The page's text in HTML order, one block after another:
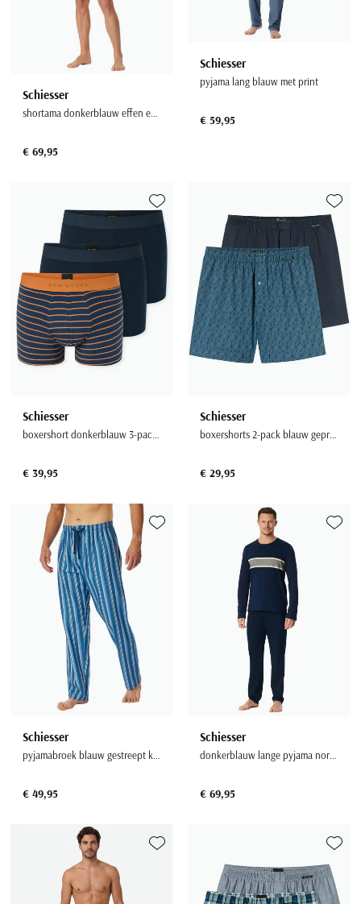
Schiesser
shortama donkerblauw effen en geruit Comfort Nightwear
€ 69,95
Schiesser
pyjama lang blauw met print
€ 59,95
Schiesser
boxershort donkerblauw 3-pack oranje strepen
€ 39,95
Toevoegen aan favorieten
Schiesser
boxershorts 2-pack blauw geprint katoen
€ 29,95
Schiesser
pyjamabroek blauw gestreept katoen
€ 49,95
Toevoegen aan favorieten
Schiesser
donkerblauw lange pyjama normale fit met strepen
€ 69,95
Toevoegen aan favorieten